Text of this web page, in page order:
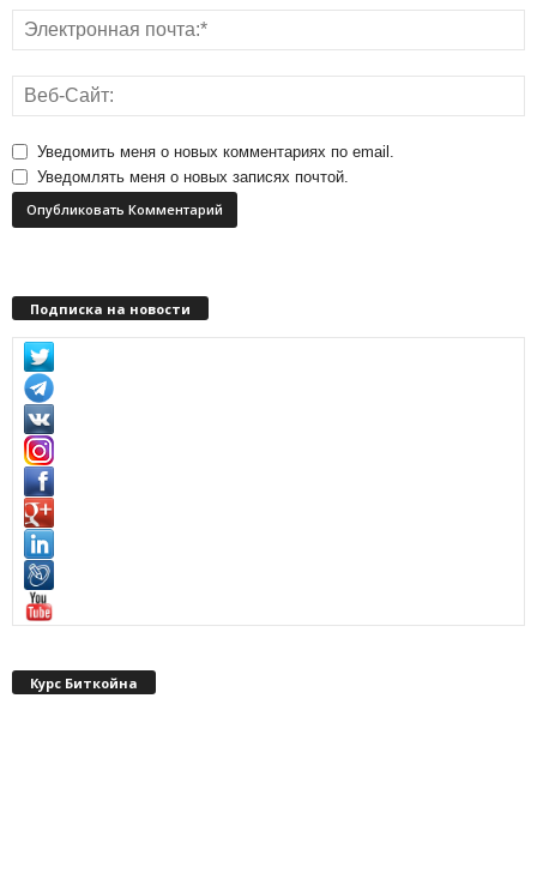
Уведомить меня о новых комментариях по email.
Уведомлять меня о новых записях почтой.
Подписка на новости
Курс Биткойна